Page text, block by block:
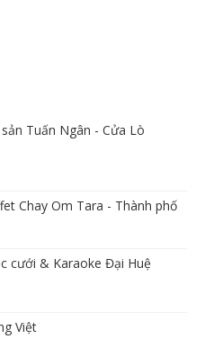
Tuấn Ngân - Cửa Lò
Chay Om Tara - Thành phố
cưới & Karaoke Đại Huệ
Việt